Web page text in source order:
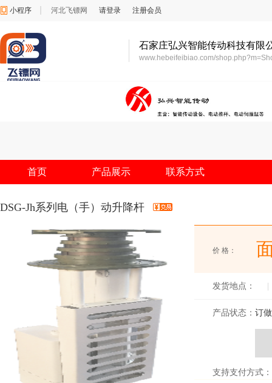
小程序 河北飞镖网 请登录 注册会员
石家庄弘兴智能传动科技有限
www.hebeifeibiao.com/
首页 产品展示 联系方式
DSG-Jh系列电（手）动升降杆
价 格：
发货地点：
产品状态： 订做
支持支付方式：